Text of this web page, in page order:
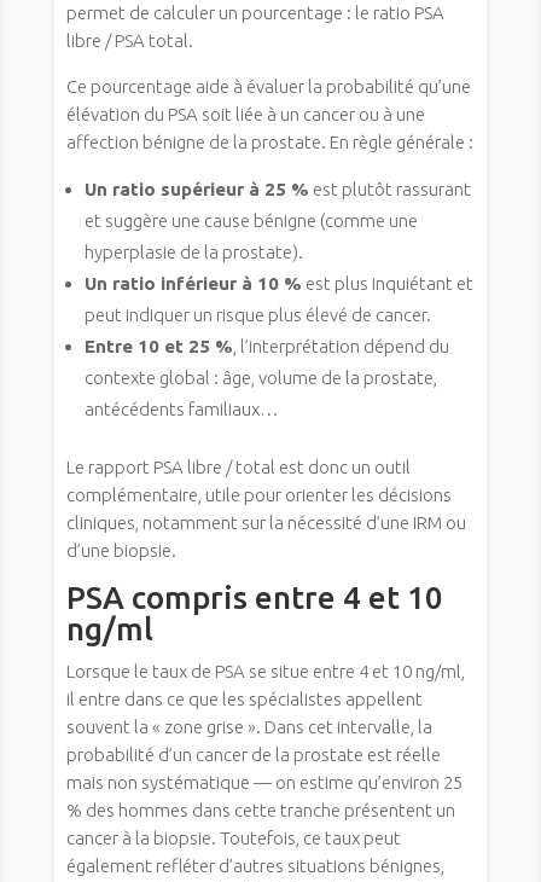
permet de calculer un pourcentage : le ratio PSA
libre / PSA total.
Ce pourcentage aide à évaluer la probabilité qu’une
élévation du PSA soit liée à un cancer ou à une
affection bénigne de la prostate. En règle générale :
Un ratio supérieur à 25 % est plutôt rassurant
et suggère une cause bénigne (comme une
hyperplasie de la prostate).
Un ratio inférieur à 10 % est plus inquiétant et
peut indiquer un risque plus élevé de cancer.
Entre 10 et 25 %, l’interprétation dépend du
contexte global : âge, volume de la prostate,
antécédents familiaux…
Le rapport PSA libre / total est donc un outil
complémentaire, utile pour orienter les décisions
cliniques, notamment sur la nécessité d’une IRM ou
d’une biopsie.
PSA compris entre 4 et 10
ng/ml
Lorsque le taux de PSA se situe entre 4 et 10 ng/ml,
il entre dans ce que les spécialistes appellent
souvent la « zone grise ». Dans cet intervalle, la
probabilité d’un cancer de la prostate est réelle
mais non systématique — on estime qu’environ 25
% des hommes dans cette tranche présentent un
cancer à la biopsie. Toutefois, ce taux peut
également refléter d’autres situations bénignes,